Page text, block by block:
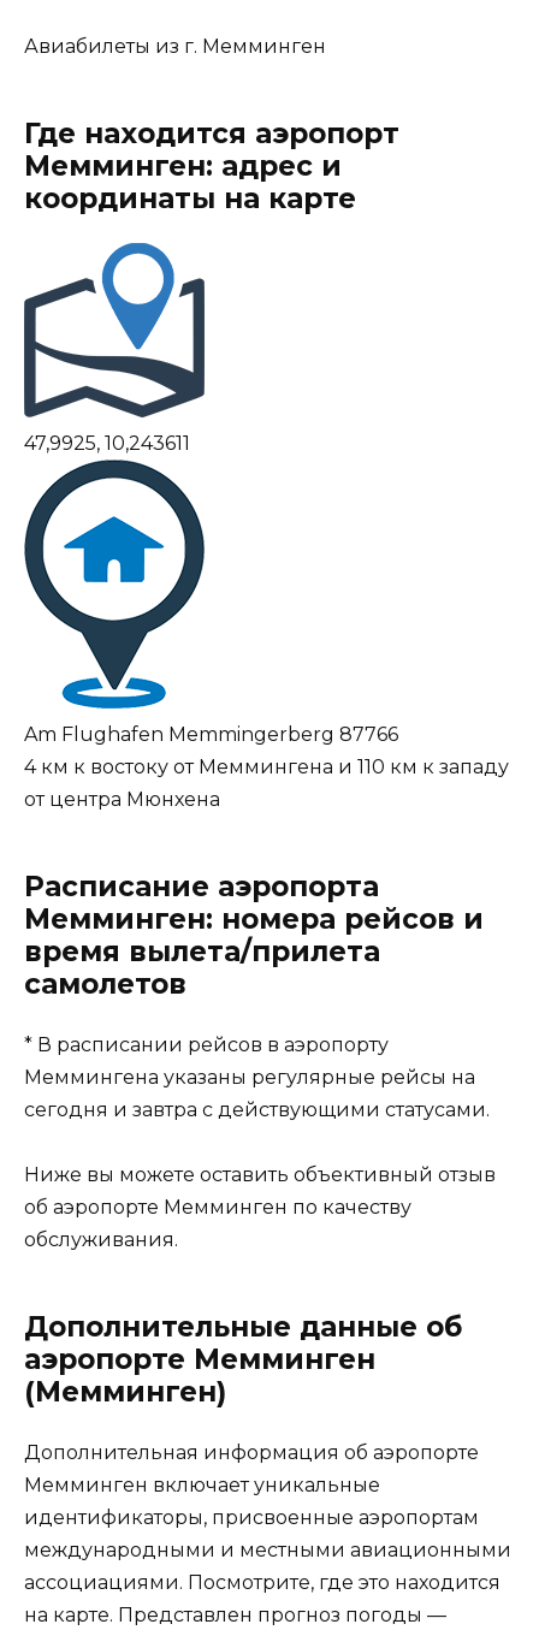
Авиабилеты из г. Мемминген
Где находится аэропорт
Мемминген: адрес и
координаты на карте
47,9925, 10,243611
Am Flughafen Memmingerberg 87766
4 км к востоку от Меммингена и 110 км к западу
от центра Мюнхена
Расписание аэропорта
Мемминген: номера рейсов и
время вылета/прилета
самолетов
* В расписании рейсов в аэропорту
Меммингена указаны регулярные рейсы на
сегодня и завтра с действующими статусами.
Ниже вы можете оставить объективный отзыв
об аэропорте Мемминген по качеству
обслуживания.
Дополнительные данные об
аэропорте Мемминген
(Мемминген)
Дополнительная информация об аэропорте
Мемминген включает уникальные
идентификаторы, присвоенные аэропортам
международными и местными авиационными
ассоциациями. Посмотрите, где это находится
на карте. Представлен прогноз погоды —